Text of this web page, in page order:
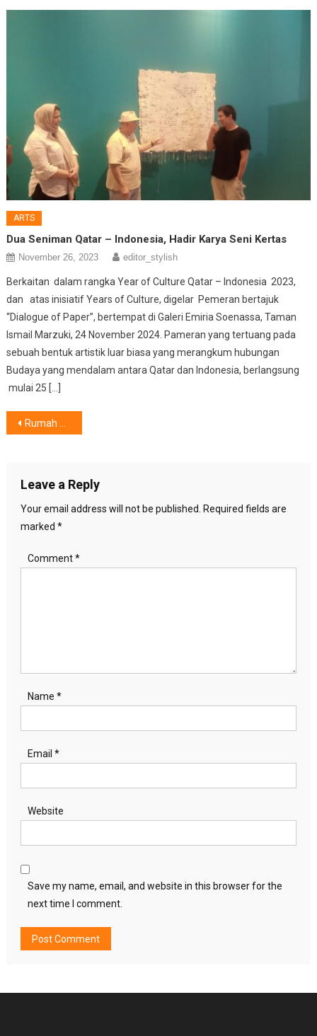
ARTS
Dua Seniman Qatar – Indonesia, Hadir Karya Seni Kertas
November 26, 2023 editor_stylish
Berkaitan dalam rangka Year of Culture Qatar – Indonesia 2023,
dan atas inisiatif Years of Culture, digelar Pemeran bertajuk
“Dialogue of Paper”, bertempat di Galeri Emiria Soenassa, Taman
Ismail Marzuki, 24 November 2024. Pameran yang tertuang pada
sebuah bentuk artistik luar biasa yang merangkum hubungan
Budaya yang mendalam antara Qatar dan Indonesia, berlangsung
mulai 25 […]
Post
Rumah Pusat Perayaan Ramadan dan Lebaran, IKEA Hadirkan “Rayakan, Mulai dari Rumah”
Leave a Reply
Your email address will not be published.
Required fields are
marked *
Comment*
Name *
Email *
Website
Save my name, email, and website in this browser for the
next time I comment.